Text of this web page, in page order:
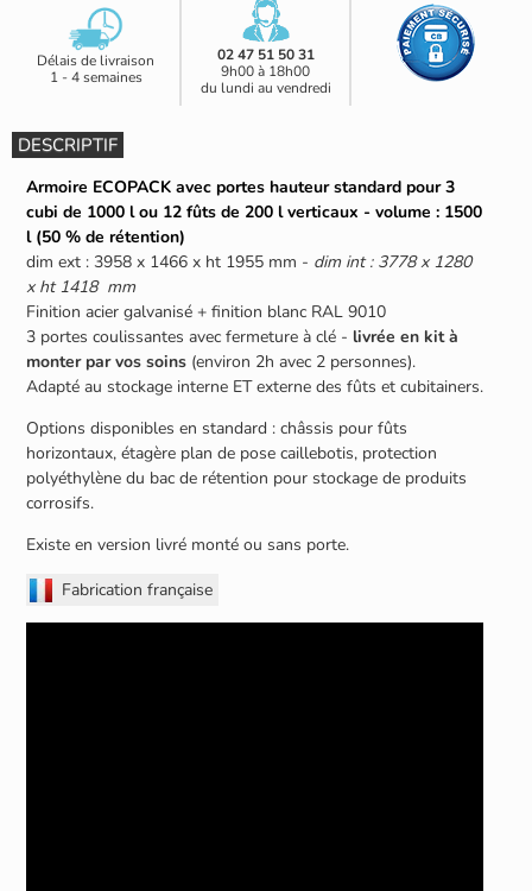
Délais de livraison
1 - 4 semaines
02 47 51 50 31
9h00 à 18h00
du lundi au vendredi
DESCRIPTIF
Armoire ECOPACK avec portes hauteur standard pour 3
cubi de 1000 l ou 12 fûts de 200 l verticaux - volume : 1500
l (50 % de rétention)
dim ext : 3958 x 1466 x ht 1955 mm - dim int : 3778 x 1280
x ht 1418 mm
Finition acier galvanisé + finition blanc RAL 9010
3 portes coulissantes avec fermeture à clé - livrée en kit à
monter par vos soins (environ 2h avec 2 personnes).
Adapté au stockage interne ET externe des fûts et cubitainers.
Options disponibles en standard : châssis pour fûts
horizontaux, étagère plan de pose caillebotis, protection
polyéthylène du bac de rétention pour stockage de produits
corrosifs.
Existe en version livré monté ou sans porte.
Fabrication française